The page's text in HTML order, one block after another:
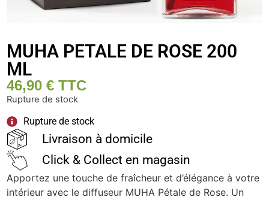
MUHA PETALE DE ROSE 200
ML
46,90€ TTC
Rupture de stock
Rupture de stock
Livraison à domicile
Click & Collect en magasin
Apportez une touche de fraîcheur et d’élégance à votre
intérieur avec le diffuseur MUHA Pétale de Rose. Un